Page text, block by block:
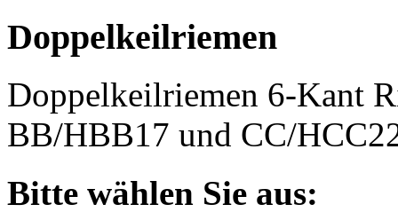
Doppelkeilriemen
Doppelkeilriemen 6-Kant
BB/HBB17 und CC/
Bitte wählen Sie aus: